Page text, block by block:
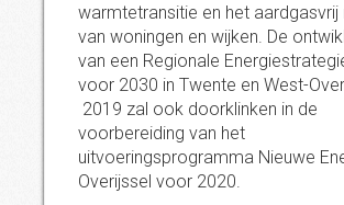
warmtetransitie en het aardgasvrij
van woningen en wijken. De
van een Regionale
voor 2030 in Twente en West-
2019 zal ook doorklinken in de
voorbereiding van het
uitvoeringsprogramma Nieuwe
Overijssel voor 2020.